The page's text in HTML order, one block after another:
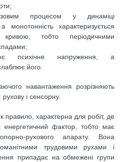
процесом у динаміці
монотонність характеризується
кривою, тобто періодичними
психічне напруження, а
його.
навантаження розрізняють
і сенсорну.
правило, характерна для робіт, де
енергетичний фактор, тобто має
рухового апарату. Вона
трудовими рухами і
припадає на обмежені групи